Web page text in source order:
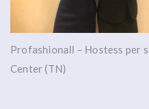
Profashionall – Hostess per
Center (TN)